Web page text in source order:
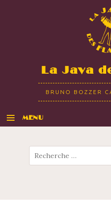
La Java
BRUNO BOZZER
MENU
Recherche